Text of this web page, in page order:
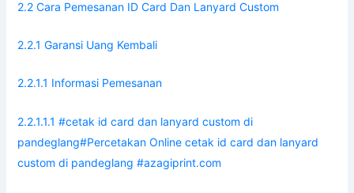
2.2 Cara Pemesanan ID Card Dan Lanyard Custom
2.2.1 Garansi Uang Kembali
2.2.1.1 Informasi Pemesanan
2.2.1.1.1 #cetak id card dan lanyard custom di
pandeglang#Percetakan Online cetak id card dan lanyard
custom di pandeglang #azagiprint.com